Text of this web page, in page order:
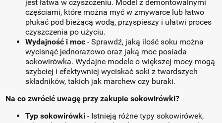
jest łatwa w czyszczeniu. Model z demontowalnymi
częściami, które można myć w zmywarce lub łatwo
płukać pod bieżącą wodą, przyspieszy i ułatwi proces
czyszczenia po użyciu.
Wydajność i moc - Sprawdź, jaką ilość soku można
wycisnąć jednorazowo oraz jaką moc posiada
sokowirówka. Wydajne modele o większej mocy mogą
szybciej i efektywniej wyciskać soki z twardszych
składników, takich jak marchew czy buraki.
Na co zwrócić uwagę przy zakupie sokowirówki?
Typ sokowirówki - Istnieją różne typy sokowirówek,